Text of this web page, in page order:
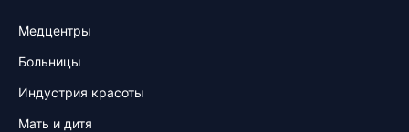
Медцентры
Больницы
Индустрия красоты
Мать и дитя